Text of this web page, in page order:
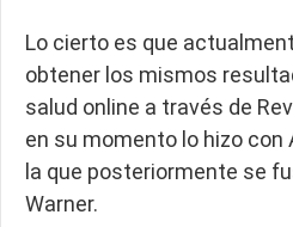
Lo cierto es que
obtener los mismos
salud online a través de
en su momento lo hizo con
la que posteriormente se
Warner.